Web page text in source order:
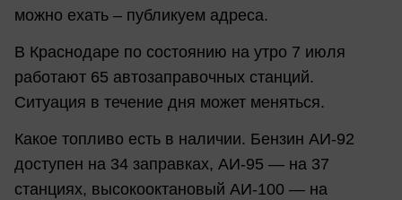
можно ехать – публикуем адреса.
В Краснодаре по состоянию на утро 7 июля
работают 65 автозаправочных станций.
Ситуация в течение дня может меняться.
Какое топливо есть в наличии. Бензин АИ-92
доступен на 34 заправках, АИ-95 — на 37
станциях, высокооктановый АИ-100 — на